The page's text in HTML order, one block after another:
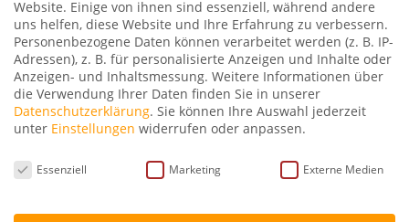
g. Schäfer
vonPetra Schwarz|Juli 7, 2026|Podcast|0
Kommentare
Website. Einige von ihnen sind essenziell, während andere
uns helfen, diese Website und Ihre Erfahrung zu verbessern.
Personenbezogene Daten können verarbeitet werden (z. B. IP-
Adressen), z. B. für personalisierte Anzeigen und Inhalte oder
Anzeigen- und Inhaltsmessung. Weitere Informationen über
die Verwendung Ihrer Daten finden Sie in unserer
Datenschutzerklärung. Sie können Ihre Auswahl jederzeit
unter Einstellungen widerrufen oder anpassen.
Datenschutzeinstellungen
Essenziell Marketing Externe Medien